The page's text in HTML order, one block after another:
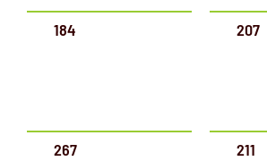
184 207
267 211